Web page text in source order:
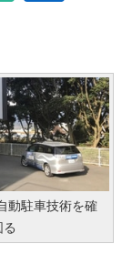
動駐車技術を確